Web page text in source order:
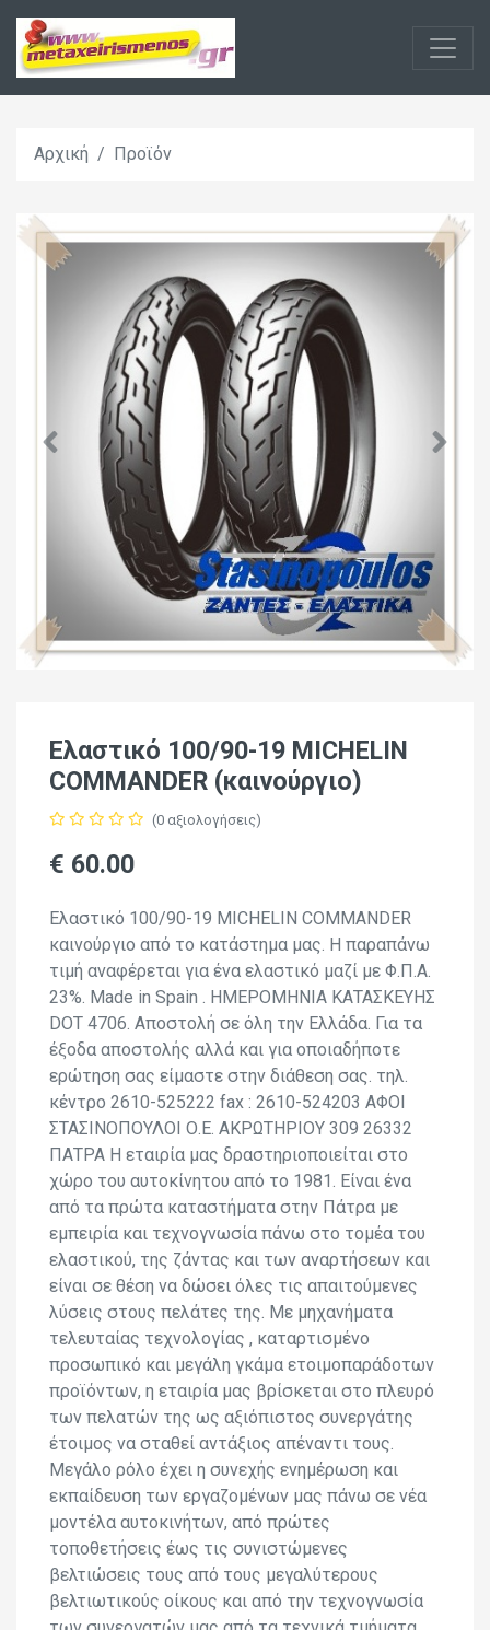
Αρχική Προϊόν
Ελαστικό 100/90-19 MICHELIN
COMMANDER (καινούργιο)
(0 αξιολογήσεις)
€ 60.00
Ελαστικό 100/90-19 MICHELIN COMMANDER
καινούργιο από το κατάστημα μας. Η παραπάνω
τιμή αναφέρεται για ένα ελαστικό μαζί με Φ.Π.Α.
23%. Made in Spain . ΗΜΕΡΟΜΗΝΙΑ ΚΑΤΑΣΚΕΥΗΣ
DOT 4706. Αποστολή σε όλη την Ελλάδα. Για τα
έξοδα αποστολής αλλά και για οποιαδήποτε
ερώτηση σας είμαστε στην διάθεση σας. τηλ.
κέντρο 2610-525222 fax : 2610-524203 ΑΦΟΙ
ΣΤΑΣΙΝΟΠΟΥΛΟΙ Ο.Ε. ΑΚΡΩΤΗΡΙΟΥ 309 26332
ΠΑΤΡΑ H εταιρία μας δραστηριοποιείται στο
χώρο του αυτοκίνητου από το 1981. Είναι ένα
από τα πρώτα καταστήματα στην Πάτρα με
εμπειρία και τεχνογνωσία πάνω στο τομέα του
ελαστικού, της ζάντας και των αναρτήσεων και
είναι σε θέση να δώσει όλες τις απαιτούμενες
λύσεις στους πελάτες της. Με μηχανήματα
τελευταίας τεχνολογίας , καταρτισμένο
προσωπικό και μεγάλη γκάμα ετοιμοπαράδοτων
προϊόντων, η εταιρία μας βρίσκεται στο πλευρό
των πελατών της ως αξιόπιστος συνεργάτης
έτοιμος να σταθεί αντάξιος απέναντι τους.
Μεγάλο ρόλο έχει η συνεχής ενημέρωση και
εκπαίδευση των εργαζομένων μας πάνω σε νέα
μοντέλα αυτοκινήτων, από πρώτες
τοποθετήσεις έως τις συνιστώμενες
βελτιώσεις τους από τους μεγαλύτερους
βελτιωτικούς οίκους και από την τεχνογνωσία